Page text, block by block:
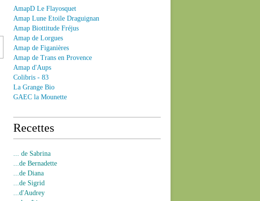
AmapD Le Flayosquet
Amap Lune Etoile Draguignan
Amap Biottitude Fréjus
Amap de Lorgues
Amap de Figanières
Amap de Trans en Provence
Amap d'Aups
Colibris - 83
La Grange Bio
GAEC la Mounette
Recettes
... de Sabrina
...de Bernadette
...de Diana
...de Sigrid
...d'Audrey